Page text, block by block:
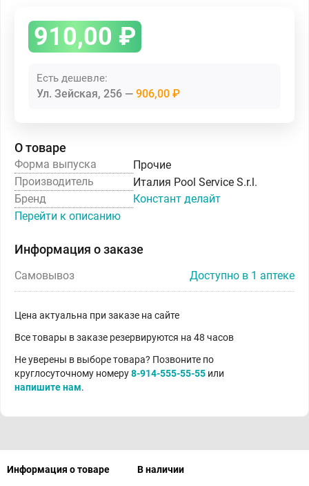
910,00 ₽
Есть дешевле:
Ул. Зейская, 256 906,00 ₽
О товаре
Форма выпуска
Прочие
Производитель
Италия Pool Service S.r.l.
Бренд
Констант делайт
Перейти к описанию
Информация о заказе
Самовывоз Доступно в 1 аптеке
Цена актуальна при заказе на сайте
Все товары в заказе резервируются на 48 часов
Не уверены в выборе товара? Позвоните по
круглосуточному номеру8-914-555-55-55 или
напишите нам.
Информация о товаре В наличии